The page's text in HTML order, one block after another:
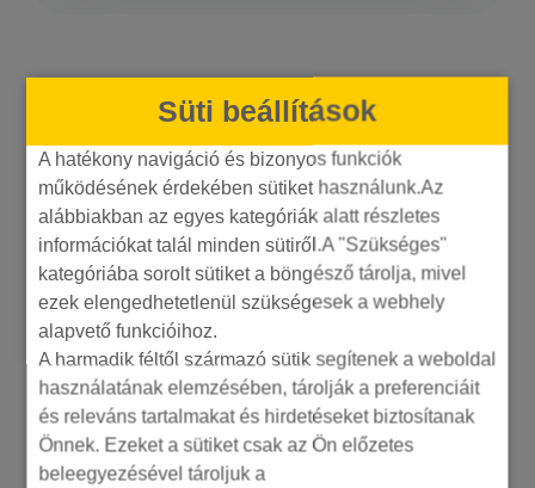
Süti beállítások
A hatékony navigáció és bizonyos funkciók
működésének érdekében sütiket használunk.Az
alábbiakban az egyes kategóriák alatt részletes
információkat talál minden sütiről.A "Szükséges"
kategóriába sorolt sütiket a böngésző tárolja, mivel
ezek elengedhetetlenül szükségesek a webhely
alapvető funkcióihoz.
A harmadik féltől származó sütik segítenek a weboldal
használatának elemzésében, tárolják a preferenciáit
és releváns tartalmakat és hirdetéseket biztosítanak
Önnek. Ezeket a sütiket csak az Ön előzetes
beleegyezésével tároljuk a
PLATFORM ELŐNYÖK
UNAS, Shoprenter és
WooCommerce
webshopokhozextra
előnyök